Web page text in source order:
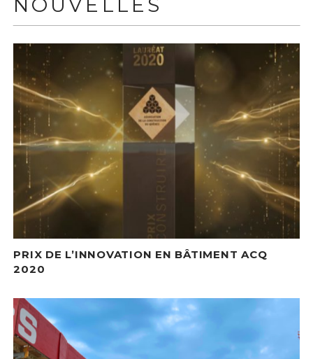
PRIX DE L’INNOVATION EN BÂTIMENT ACQ
2020